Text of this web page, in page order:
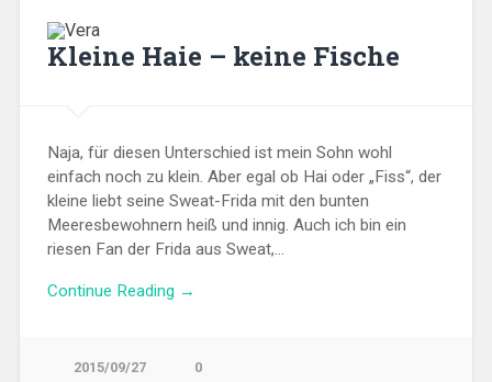
Kleine Haie – keine Fische
Naja, für diesen Unterschied ist mein Sohn wohl
einfach noch zu klein. Aber egal ob Hai oder „Fiss“, der
kleine liebt seine Sweat-Frida mit den bunten
Meeresbewohnern heiß und innig. Auch ich bin ein
riesen Fan der Frida aus Sweat,…
Continue Reading →
2015/09/27 0